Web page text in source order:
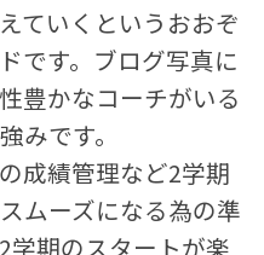
ていくというおおぞ
です。ブログ写真に
豊かなコーチがいる
みです。
成績管理など2学期
ムーズになる為の準
学期のスタートが楽